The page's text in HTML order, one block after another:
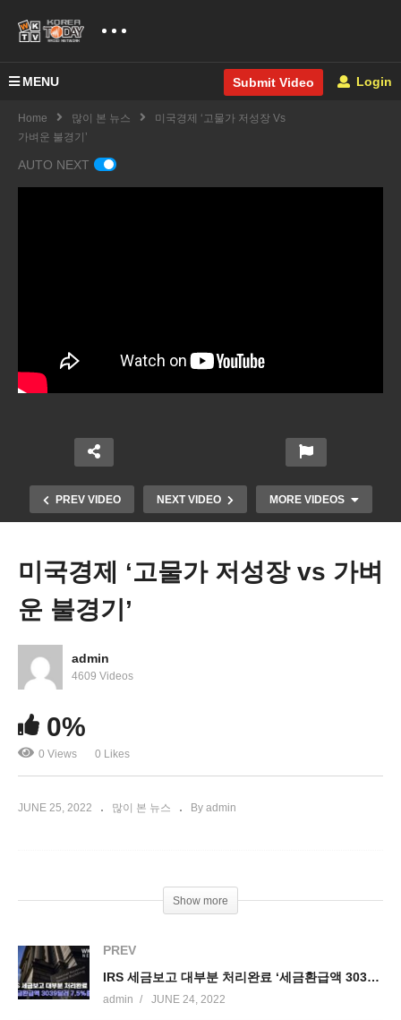
MENU Submit Video Login
Home 많이 본 뉴스
미국경제 ‘고물가 저성장 Vs
가벼운 불경기’
AUTO NEXT
PREV VIDEO NEXT VIDEO MORE VIDEOS
오일 가격제한’
미국경제 ‘고물가 저성장 vs 가벼
운 불경기’
admin
4609 Videos
0%
0 Views 0 Likes
JUNE 25, 2022 많이 본 뉴스 By admin
Show more
PREV
IRS 세금보고 대부분 처리완료 ‘세금환급액 3039달러 7.5%증가’
admin JUNE 24, 2022